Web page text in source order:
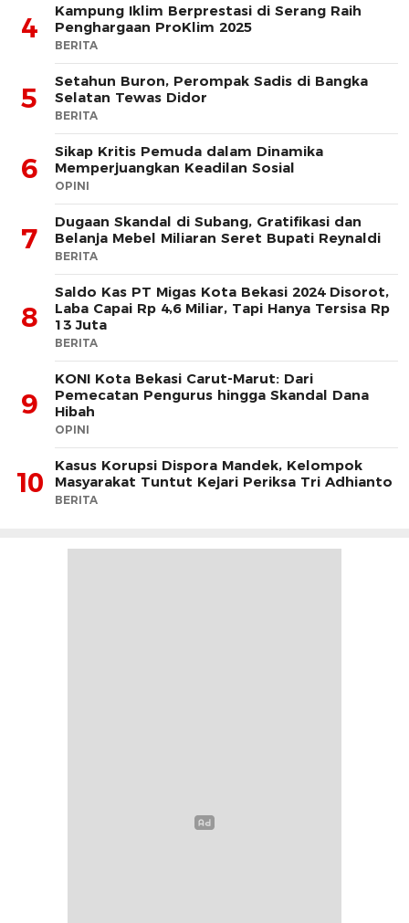
4
Kampung Iklim Berprestasi di Serang Raih
Penghargaan ProKlim 2025
BERITA
5
Setahun Buron, Perompak Sadis di Bangka
Selatan Tewas Didor
BERITA
6
Sikap Kritis Pemuda dalam Dinamika
Memperjuangkan Keadilan Sosial
OPINI
7
Dugaan Skandal di Subang, Gratifikasi dan
Belanja Mebel Miliaran Seret Bupati Reynaldi
BERITA
8
Saldo Kas PT Migas Kota Bekasi 2024 Disorot,
Laba Capai Rp 4,6 Miliar, Tapi Hanya Tersisa Rp
13 Juta
BERITA
9
KONI Kota Bekasi Carut-Marut: Dari
Pemecatan Pengurus hingga Skandal Dana
Hibah
OPINI
10
Kasus Korupsi Dispora Mandek, Kelompok
Masyarakat Tuntut Kejari Periksa Tri Adhianto
BERITA